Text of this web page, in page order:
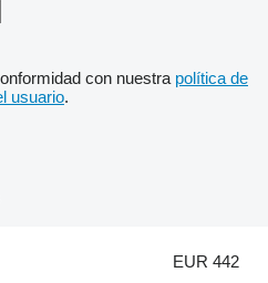
con nuestra política de
usuario.
EUR 442